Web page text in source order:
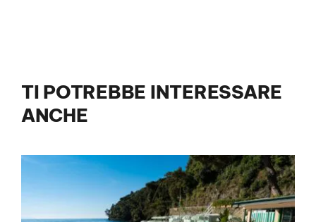
TI POTREBBE INTERESSARE
ANCHE